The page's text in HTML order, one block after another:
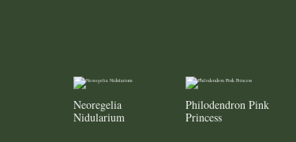
Neoregelia
Nidularium
Philodendron Pink
Princess